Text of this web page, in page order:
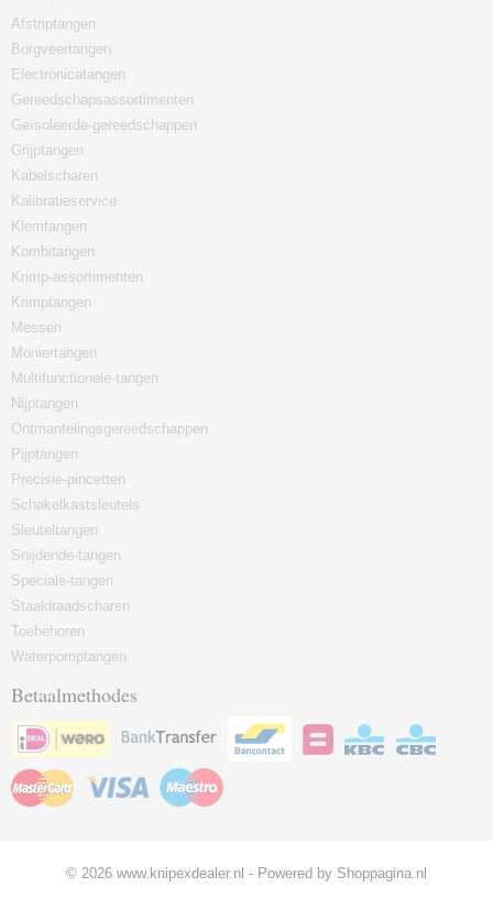
Afstriptangen
Borgveertangen
Electronicatangen
Gereedschapsassortimenten
Geïsoleerde-gereedschappen
Grijptangen
Kabelscharen
Kalibratieservice
Klemtangen
Kombitangen
Krimp-assortimenten
Krimptangen
Messen
Moniertangen
Multifunctionele-tangen
Nijptangen
Ontmantelingsgereedschappen
Pijptangen
Precisie-pincetten
Schakelkastsleutels
Sleuteltangen
Snijdende-tangen
Speciale-tangen
Staaldraadscharen
Toebehoren
Waterpomptangen
Betaalmethodes
© 2026 www.knipexdealer.nl - Powered by Shoppagina.nl